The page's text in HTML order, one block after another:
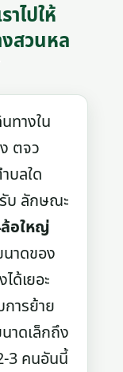
ไปให้
สวนหล
ทางใน
ตจว
บลใด
บ ลักษณะ
อใหญ่
าดของ
ด้เยอะ
ารย้าย
าดเล็กถึง
3 คนอันนี้